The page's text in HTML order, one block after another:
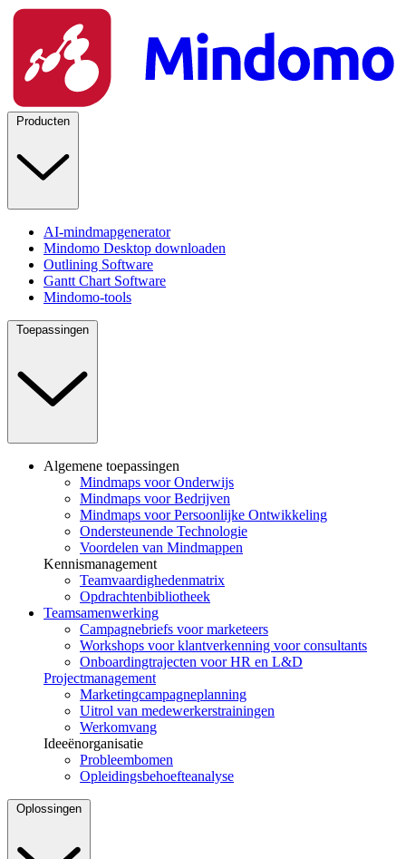
Producten
AI-mindmapgenerator
Mindomo Desktop downloaden
Outlining Software
Gantt Chart Software
Mindomo-tools
Toepassingen
Algemene toepassingen
Mindmaps voor Onderwijs
Mindmaps voor Bedrijven
Mindmaps voor Persoonlijke Ontwikkeling
Ondersteunende Technologie
Voordelen van Mindmappen
Kennismanagement
Teamvaardighedenmatrix
Opdrachtenbibliotheek
Teamsamenwerking
Campagnebriefs voor marketeers
Workshops voor klantverkenning voor consultants
Onboardingtrajecten voor HR en L&D
Projectmanagement
Marketingcampagneplanning
Uitrol van medewerkerstrainingen
Werkomvang
Ideeënorganisatie
Probleembomen
Opleidingsbehoefteanalyse
Oplossingen